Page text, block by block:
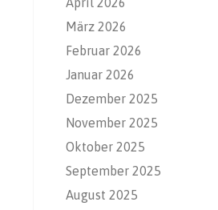
März 2026
Februar 2026
Januar 2026
Dezember 2025
November 2025
Oktober 2025
September 2025
August 2025